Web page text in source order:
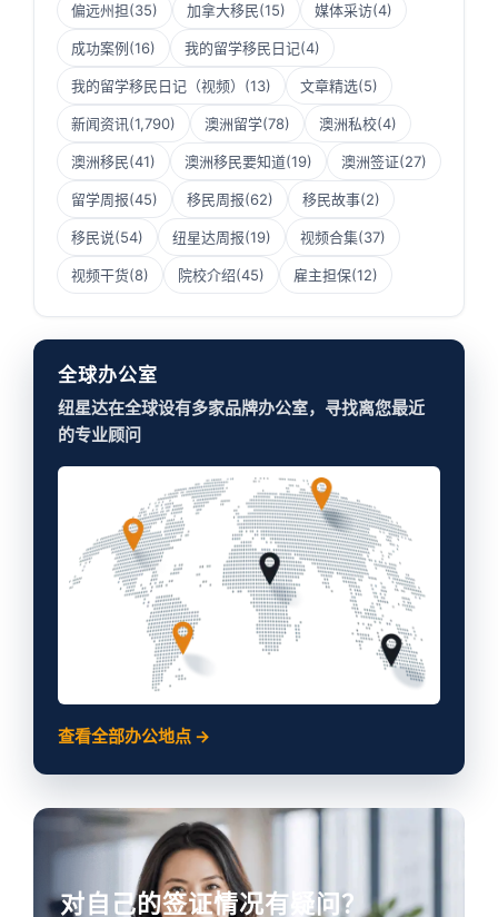
偏远州担(35) 加拿大移民(15) 媒体采访(4)
成功案例(16) 我的留学移民日记(4)
我的留学移民日记（视频） (13) 文章精选(5)
新闻资讯(1,790) 澳洲留学(78) 澳洲私校(4)
澳洲移民(41) 澳洲移民要知道(19) 澳洲签证(27)
留学周报(45) 移民周报(62) 移民故事(2)
移民说(54) 纽星达周报(19) 视频合集(37)
视频干货(8) 院校介绍(45) 雇主担保(12)
全球办公室
纽星达在全球设有多家品牌办公室，寻找离您最近
的专业顾问
查看全部办公地点 →
对自己的签证情况有疑问？